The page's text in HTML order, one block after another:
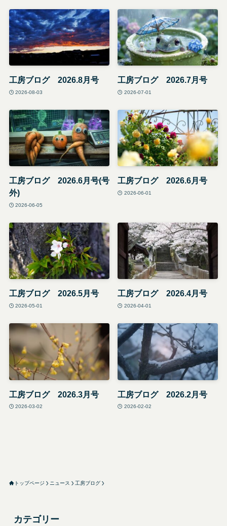
工房ブログ 2026.8月号
2026-08-03
工房ブログ 2026.7月号
2026-07-01
工房ブログ 2026.6月号(号
外)
2026-06-05
工房ブログ 2026.6月号
2026-06-01
工房ブログ 2026.5月号
2026-05-01
工房ブログ 2026.4月号
2026-04-01
工房ブログ 2026.3月号
2026-03-02
工房ブログ 2026.2月号
2026-02-02
トップページ ニュース 工房ブログ
カテゴリー